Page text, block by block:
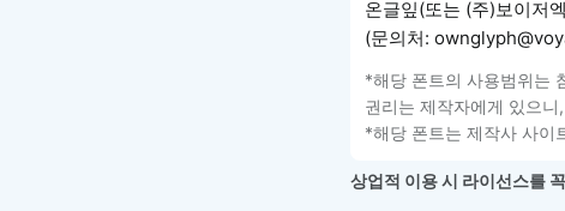
온글잎(또는 (주)보이저
(문의처:
*해당 폰트의 사용범위는
권리는 제작자에게 있으
*해당 폰트는 제작사 사이
상업적 이용 시 라이선스를